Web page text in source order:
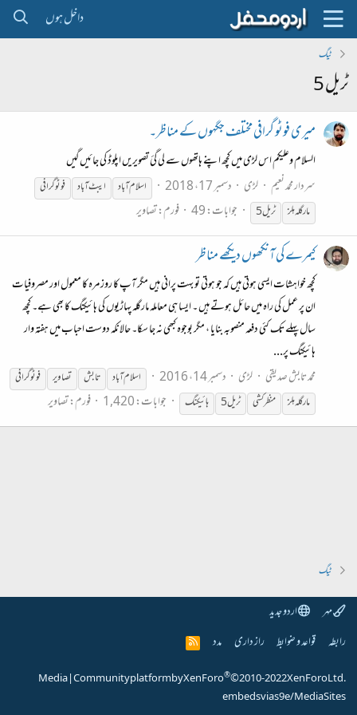
داخل ہوں
ٹیگ
ٹریل 5
میری فوٹو گرافی مختلف جگہوں کے مناظر۔
السلام وعلیکم اس لڑی میں کچھ اپنے ہاتھوں سے لی گئ تصویریں اپلوڈ کی جائیں گیں
سردار محمد نعیم لڑی دسمبر 17، 2018 اسلام آباد ایبٹ آباد
فوٹوگرافی
مارگلہ ہلز
ٹریل5 جوابات: 49 فورم:تصاویر
کیمرے کی آنکھوں دیکھے مناظر
کچھ خواہشات ایسی ہوتی ہیں کہ جو ہوتی تو بہت پرانی ہیں مگر آپ کا روز مرہ کا معمول اور مصروفیات
ان پر عمل کی راہ میں حائل ہوتے ہیں ۔ ایسا ہی معاملہ مارگلہ پہاڑیوں کی ہائیکنگ کا بھی ہے۔ کچھ
سال پہلے تک کئی دفعہ منصوبہ بنایا ، مگر بوجوہ کبھی نہ جا سکا۔ حالانکہ دوست احباب میں ہفتہ وار
ہائیکنگ پر...
محمد تابش صدیقی
لڑی دسمبر 14، 2016 اسلام آباد تابش تصاویر
فوٹو گرافی
مارگلہ ہلز
منظر کشی ٹریل5 ہائیکنگ جوابات: 1,420 فورم:تصاویر
ٹیگ
مہر
اردو جدید
رابطہ قواعد و ضوابط راز داری مدد
R
S
Community platform by XenForo®© 2010-2022 XenForo Ltd.
|
Media
embeds via s9e/MediaSites